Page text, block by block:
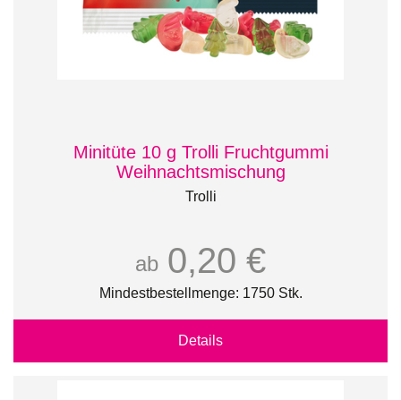
Minitüte 10 g Trolli Fruchtgummi
Weihnachtsmischung
Trolli
ab 0,20 €
Mindestbestellmenge: 1750 Stk.
Details